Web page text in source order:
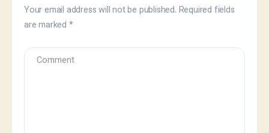
Your email address will not be published. Required fields
are marked *